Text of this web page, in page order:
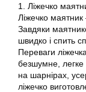
1. Ліжечко
Ліжечко маятник
Завдяки
швидко і спить
Переваги
безшумне,
на шарнірах,
ліжечко